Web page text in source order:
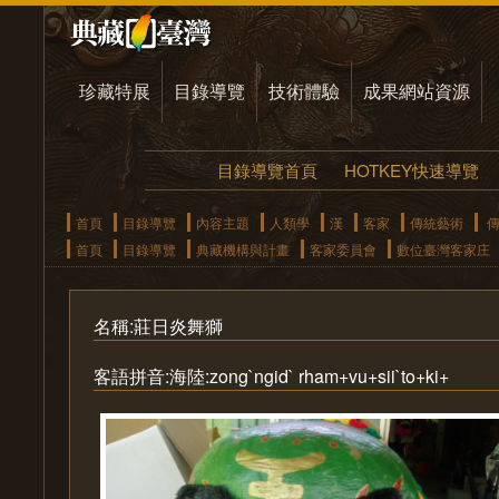
珍藏特展 目錄導覽 技術體驗 成果網站資源
目錄導覽首頁 HOTKEY快速導覽
首頁 目錄導覽 內容主題 人類學 漢 客家 傳統藝術
首頁
目錄導覽 典藏機構與計畫 客家委員會 數位臺灣客家庄
名稱:莊日炎舞獅
客語拼音:海陸:zong`ngid` rham+vu+sii`to+ki+